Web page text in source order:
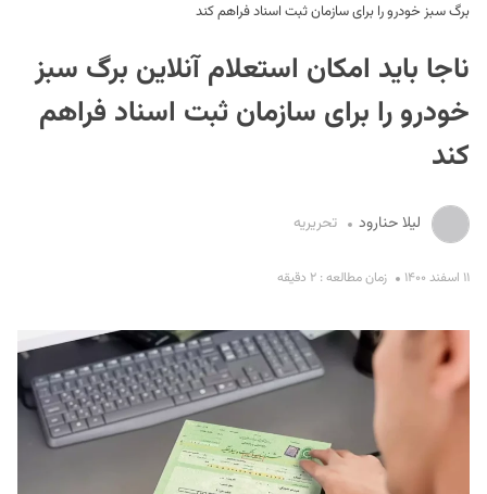
برگ سبز خودرو را برای سازمان ثبت اسناد فراهم کند
ناجا باید امکان استعلام آنلاین برگ سبز
خودرو را برای سازمان ثبت اسناد فراهم
کند
لیلا حنارود تحریریه
۱۱ اسفند ۱۴۰۰ زمان مطالعه : ۲ دقیقه